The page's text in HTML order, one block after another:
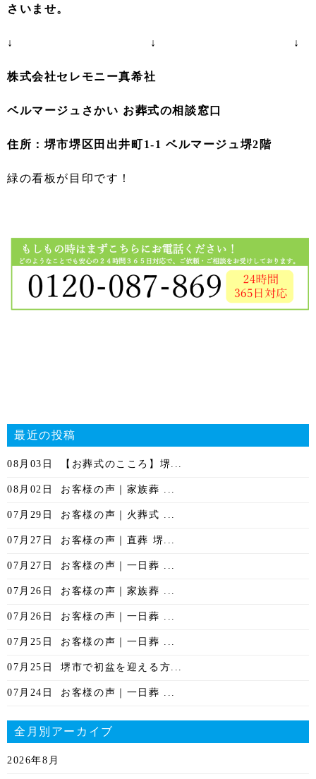
さいませ。
↓ ↓ ↓
株式会社セレモニー真希社
ベルマージュさかい お葬式の相談窓口
住所：堺市堺区田出井町1-1 ベルマージュ堺2階
緑の看板が目印です！
最近の投稿
08月03日 【お葬式のこころ】堺...
08月02日 お客様の声｜家族葬 ...
07月29日 お客様の声｜火葬式 ...
07月27日 お客様の声｜直葬 堺...
07月27日 お客様の声｜一日葬 ...
07月26日 お客様の声｜家族葬 ...
07月26日 お客様の声｜一日葬 ...
07月25日 お客様の声｜一日葬 ...
07月25日 堺市で初盆を迎える方...
07月24日 お客様の声｜一日葬 ...
全月別アーカイブ
2026年8月